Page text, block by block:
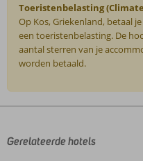
Toeristenbelasting
Op Kos, Griekenland, betaal
een toeristenbelasting. De
aantal sterren van je
worden betaald.
door
Gerelateerde hotels